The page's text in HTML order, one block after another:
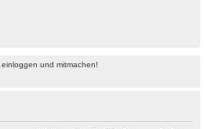
und mitmachen!